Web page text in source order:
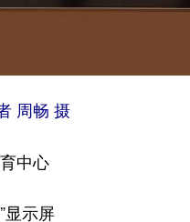
周畅 摄
中心
显示屏